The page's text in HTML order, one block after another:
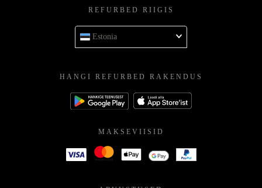
REFURBED RIIGIS
Estonia
HANGI REFURBED RAKENDUS
MAKSEVIISID